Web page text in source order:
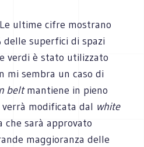
ultime cifre mostrano
delle superfici di spazi
verdi è stato utilizzato
mi sembra un caso di
beltmantiene in pieno
modificata dal white
che sarà approvato
maggioranza delle